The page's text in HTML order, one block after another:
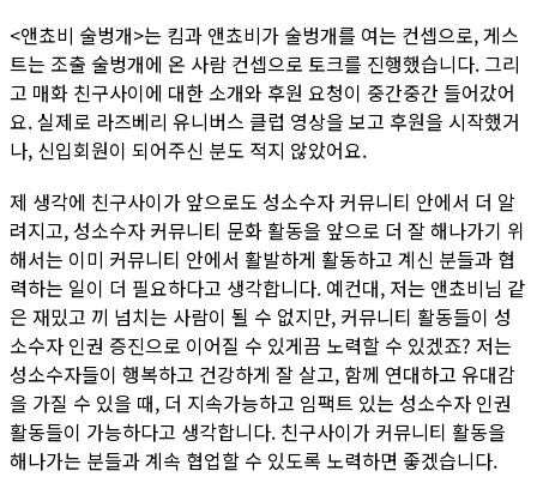
<앤쵸비 술벙개>는 킴과 앤쵸비가 술벙개를 여는 컨셉으로, 게스
트는 조출 술벙개에 온 사람 컨셉으로 토크를 진행했습니다. 그리
고 매화 친구사이에 대한 소개와 후원 요청이 중간중간 들어갔어
요. 실제로 라즈베리 유니버스 클럽 영상을 보고 후원을 시작했거
나, 신입회원이 되어주신 분도 적지 않았어요.
제 생각에 친구사이가 앞으로도 성소수자 커뮤니티 안에서 더 알
려지고, 성소수자 커뮤니티 문화 활동을 앞으로 더 잘 해나가기 위
해서는 이미 커뮤니티 안에서 활발하게 활동하고 계신 분들과 협
력하는 일이 더 필요하다고 생각합니다. 예컨대, 저는 앤쵸비님 같
은 재밌고 끼 넘치는 사람이 될 수 없지만, 커뮤니티 활동들이 성
소수자 인권 증진으로 이어질 수 있게끔 노력할 수 있겠죠? 저는
성소수자들이 행복하고 건강하게 잘 살고, 함께 연대하고 유대감
을 가질 수 있을 때, 더 지속가능하고 임팩트 있는 성소수자 인권
활동들이 가능하다고 생각합니다. 친구사이가 커뮤니티 활동을
해나가는 분들과 계속 협업할 수 있도록 노력하면 좋겠습니다.